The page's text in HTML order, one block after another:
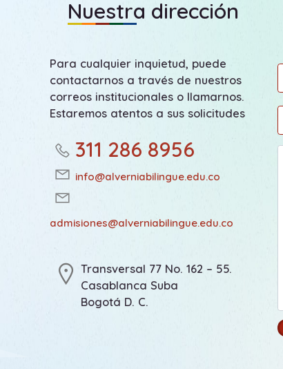
Nuestra dirección
Para cualquier inquietud, puede
contactarnos a través de nuestros
correos institucionales o llamarnos.
Estaremos atentos a sus solicitudes
311 286 8956
info@alverniabilingue.edu.co
admisiones@alverniabilingue.edu.co
Transversal 77 No. 162 – 55.
Casablanca Suba
Bogotá D. C.